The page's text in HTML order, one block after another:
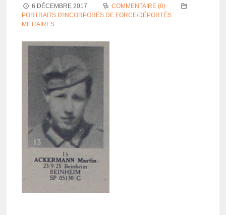
6 DÉCEMBRE 2017
COMMENTAIRE (0)
PORTRAITS D'INCORPORÉS DE FORCE/DÉPORTÉS
MILITAIRES